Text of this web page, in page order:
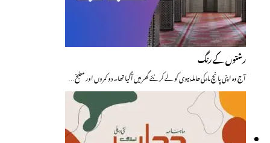
رشتوں کے رنگ
آج وہ اپنی پانچ ماہ کی حاملہ بیوی کو لے کر نئے گھر میں آگیا تھا۔ دو کمروں اور مطبخ…